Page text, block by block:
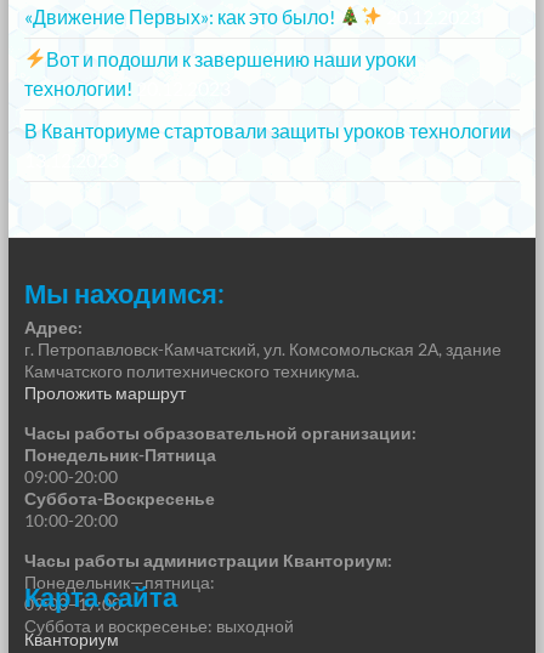
«Движение Первых»: как это было!
Вот и подошли к завершению наши уроки
технологии!
В Кванториуме стартовали защиты уроков технологии
Мы находимся:
Адрес:
г. Петропавловск-Камчатский, ул. Комсомольская 2А, здание
Камчатского политехнического техникума.
Проложить маршрут
Часы работы образовательной организации:
Понедельник-Пятница
09:00-20:00
Суббота-Воскресенье
10:00-20:00
Часы работы администрации Кванториум:
Понедельник—пятница:
09:00–17:00
Суббота и воскресенье: выходной
Карта сайта
Кванториум